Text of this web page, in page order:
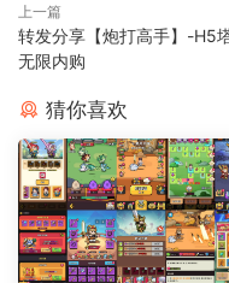
上一篇
转发分享【炮打高手】-H5
无限内购
猜你喜欢